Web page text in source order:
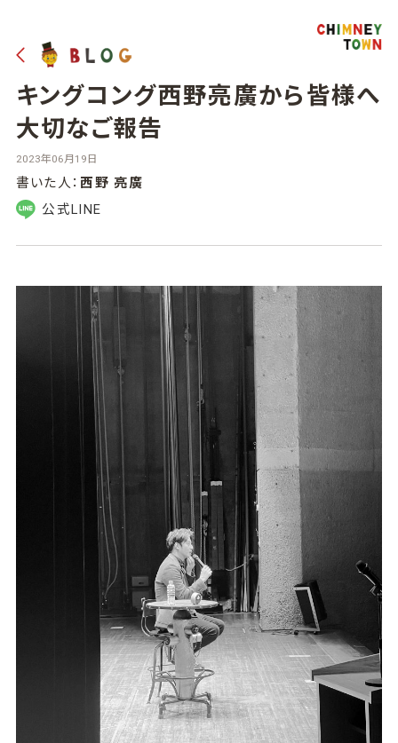
キングコング西野亮廣から皆様へ
大切なご報告
2023年06月19日
書いた人： 西野 亮廣
公式LINE